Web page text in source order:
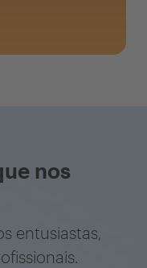
nos
entusiastas,